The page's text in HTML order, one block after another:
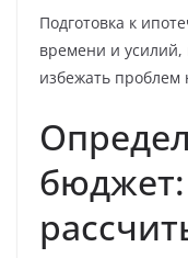
Подготовка к
времени и
избежать проблем